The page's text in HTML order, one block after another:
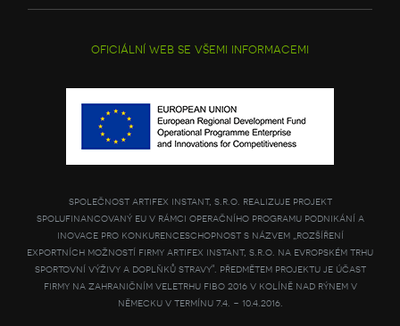
oficiální web se všemi informacemi
společnost artifex instant, s.r.o. realizuje projekt
spolufinancovaný eu v rámci operačního programu podnikání a
inovace pro konkurenceschopnost s názvem „rozšíření
exportních možností firmy artifex instant, s.r.o. na evropském trhu
sportovní výživy a doplňků stravy". předmětem projektu je účast
firmy na zahraničním veletrhu fibo 2016 v kolíně nad rýnem v
německu v termínu 7.4. - 10.4.2016.